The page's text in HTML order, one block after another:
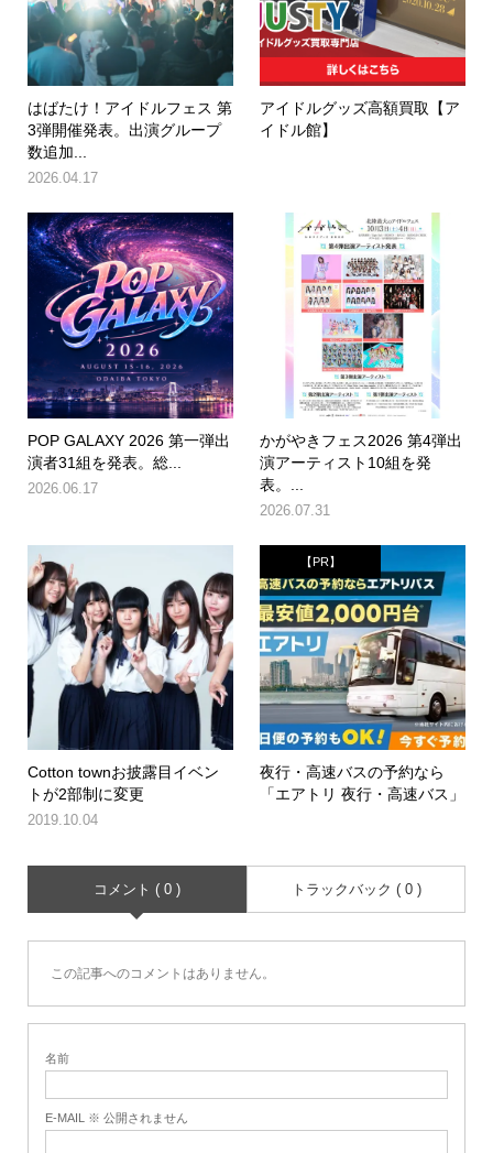
はばたけ！アイドルフェス 第
3弾開催発表。出演グループ
数追加...
2026.04.17
アイドルグッズ高額買取【ア
イドル館】
POP GALAXY 2026 第一弾出
演者31組を発表。総...
2026.06.17
かがやきフェス2026 第4弾出
演アーティスト10組を発
表。...
2026.07.31
Cotton townお披露目イベン
トが2部制に変更
2019.10.04
【PR】
夜行・高速バスの予約なら
「エアトリ 夜行・高速バス」
コメント ( 0 ) トラックバック ( 0 )
この記事へのコメントはありません。
名前
E-MAIL ※ 公開されません